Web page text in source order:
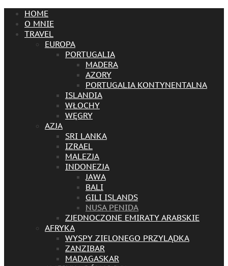
HOME
O MNIE
TRAVEL
EUROPA
PORTUGALIA
MADERA
AZORY
PORTUGALIA KONTYNENTALNA
ISLANDIA
WŁOCHY
WĘGRY
AZJA
SRI LANKA
IZRAEL
MALEZJA
INDONEZJA
JAWA
BALI
GILI ISLANDS
NUSA PENIDA
ZJEDNOCZONE EMIRATY ARABSKIE
AFRYKA
WYSPY ZIELONEGO PRZYLĄDKA
ZANZIBAR
MADAGASKAR